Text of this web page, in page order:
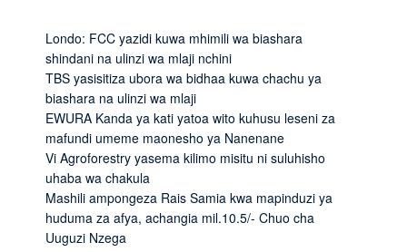
Londo: FCC yazidi kuwa mhimili wa biashara
shindani na ulinzi wa mlaji nchini
TBS yasisitiza ubora wa bidhaa kuwa chachu ya
biashara na ulinzi wa mlaji
EWURA Kanda ya kati yatoa wito kuhusu leseni za
mafundi umeme maonesho ya Nanenane
Vi Agroforestry yasema kilimo misitu ni suluhisho
uhaba wa chakula
Mashili ampongeza Rais Samia kwa mapinduzi ya
huduma za afya, achangia mil.10.5/- Chuo cha
Uuguzi Nzega